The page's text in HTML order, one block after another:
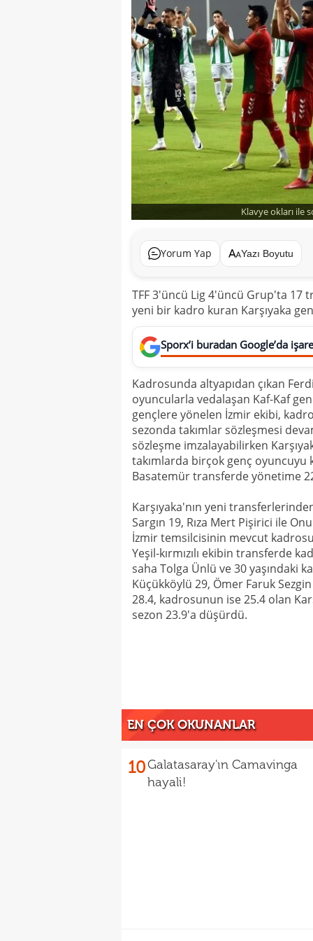
Klavye okları ile
Yorum Yap Yazı Boyutu
TFF 3'üncü Lig 4'üncü Grup'ta 17
yeni bir kadro kuran Karşıyaka
Sporx’i buradan Google’da
Kadrosunda altyapıdan çıkan
oyuncularla vedalaşan Kaf-Kaf
gençlere yönelen İzmir ekibi,
sezonda takımlar sözleşmesi
sözleşme imzalayabilirken
takımlarda birçok genç
Basatemür transferde yönetime
Karşıyaka'nın yeni
Sargın 19, Rıza Mert Pişirici ile
İzmir temsilcisinin mevcut
Yeşil-kırmızılı ekibin transferde
saha Tolga Ünlü ve 30 yaşındaki
Küçükköylü 29, Ömer Faruk
28.4, kadrosunun ise 25.4 olan
sezon 23.9'a düşürdü.
EN ÇOK OKUNANLAR
10Galatasaray'ın Camavinga
hayali!